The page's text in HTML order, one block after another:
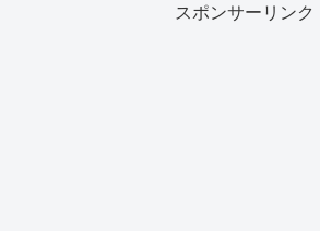
スポンサーリンク